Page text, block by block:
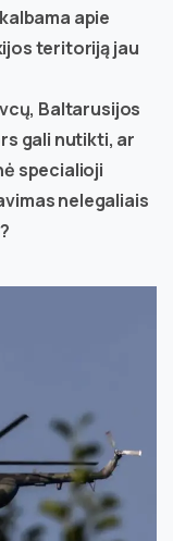
apie
teritoriją jau
Baltarusijos
gali nutikti, ar
specialioji
nelegaliais